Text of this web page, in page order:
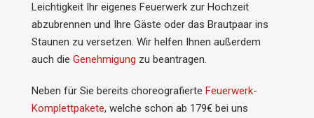
Leichtigkeit Ihr eigenes Feuerwerk zur Hochzeit
abzubrennen und Ihre Gäste oder das Brautpaar ins
Staunen zu versetzen. Wir helfen Ihnen außerdem
auch die Genehmigung zu beantragen.
Neben für Sie bereits choreografierte Feuerwerk-
Komplettpakete, welche schon ab 179€ bei uns